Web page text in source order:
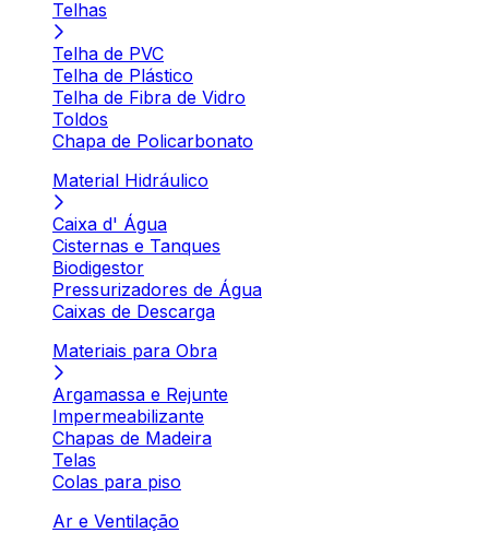
Telhas
Telha de PVC
Telha de Plástico
Telha de Fibra de Vidro
Toldos
Chapa de Policarbonato
Material Hidráulico
Caixa d' Água
Cisternas e Tanques
Biodigestor
Pressurizadores de Água
Caixas de Descarga
Materiais para Obra
Argamassa e Rejunte
Impermeabilizante
Chapas de Madeira
Telas
Colas para piso
Ar e Ventilação